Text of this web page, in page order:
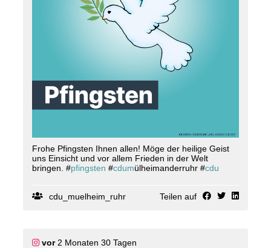
schützen und zu verteidigen, ist unser aller Aufgabe.
Frohe Pfingsten Ihnen allen! Möge der heilige Geist
uns Einsicht und vor allem Frieden in der Welt
bringen. #pfingsten #cdumülheimanderruhr #cdu
cdu_muelheim_ruhr Teilen auf
vor2 Monaten 30 Tagen